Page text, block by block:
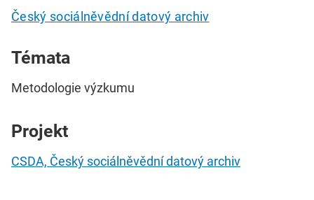
Český sociálněvědní datový archiv
Témata
Metodologie výzkumu
Projekt
CSDA, Český sociálněvědní datový archiv